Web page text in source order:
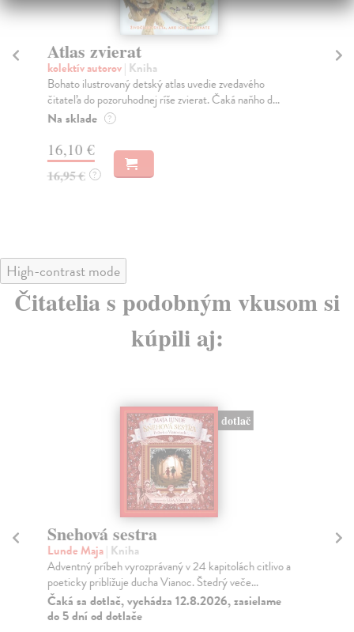
Atlas zvierat
kolektív autorov| Kniha
Bohato ilustrovaný detský atlas uvedie zvedavého
čitateľa do pozoruhodnej ríše zvierat. Čaká naňho d...
Na sklade ?
16,10 €
16,95 € ?
High-contrast mode
Čitatelia s podobným vkusom si
kúpili aj:
dotlač
Snehová sestra
Lunde Maja| Kniha
Adventný príbeh vyrozprávaný v 24 kapitolách citlivo a
poeticky približuje ducha Vianoc. Štedrý veče...
Čaká sa dotlač, vychádza 12.8.2026, zasielame
do 5 dní od dotlače